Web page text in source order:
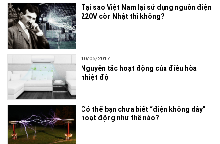
Tại sao Việt Nam lại sử dụng nguồn điện
220V còn Nhật thì không?
10/05/2017
Nguyên tắc hoạt động của điều hòa
nhiệt độ
Có thể bạn chưa biết “điện không dây”
hoạt động như thế nào?